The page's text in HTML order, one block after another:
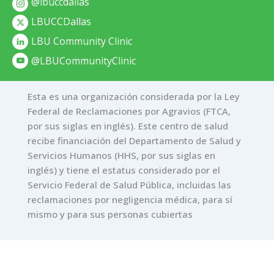
LBUCCDallas
LBU Community Clinic
@LBUCommunityClinic
Esta es una organización considerada por la Ley
Federal de Reclamaciones por Agravios (FTCA,
por sus siglas en inglés). Este centro de salud
recibe financiación del Departamento de Salud y
Servicios Humanos (HHS, por sus siglas en
inglés) y tiene el estatus considerado por el
Servicio Federal de Salud Pública, incluidas las
reclamaciones por negligencia médica, para sí
mismo y para sus personas cubiertas